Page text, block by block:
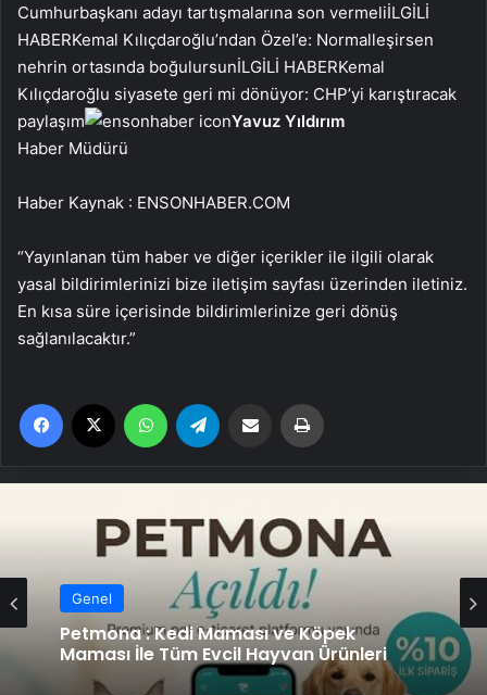
Cumhurbaşkanı adayı tartışmalarına son vermeliİLGİLİ
HABERKemal Kılıçdaroğlu’ndan Özel’e: Normalleşirsen
nehrin ortasında boğulursunİLGİLİ HABERKemal
Kılıçdaroğlu siyasete geri mi dönüyor: CHP’yi karıştıracak
paylaşım
Yavuz Yıldırım
Haber Müdürü
Haber Kaynak : ENSONHABER.COM
“Yayınlanan tüm haber ve diğer içerikler ile ilgili olarak
yasal bildirimlerinizi bize iletişim sayfası üzerinden iletiniz.
En kısa süre içerisinde bildirimlerinize geri dönüş
sağlanılacaktır.”
Facebook WhatsApp Email'den paylaş
Genel
Petmona : Kedi Maması ve Köpek
Maması İle Tüm Evcil Hayvan Ürünleri